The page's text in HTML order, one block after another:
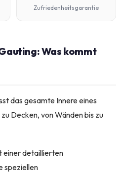
Zufriedenheitsgarantie
Was kommt
das gesamte Innere eines
Decken, von Wänden bis zu
einer detaillierten
speziellen